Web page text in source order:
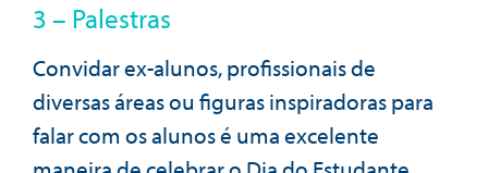
3 – Palestras
Convidar ex-alunos, profissionais de
diversas áreas ou figuras inspiradoras para
falar com os alunos é uma excelente